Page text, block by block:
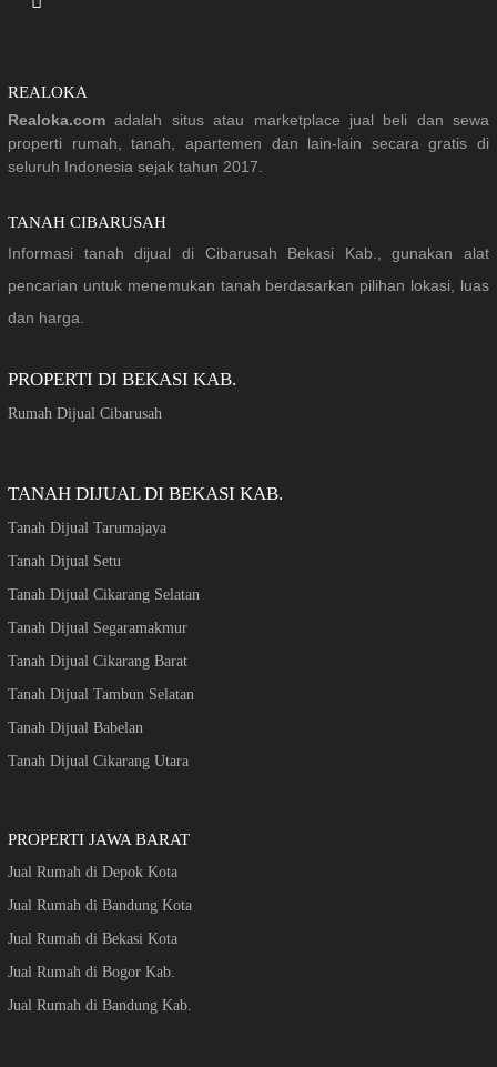
REALOKA
Realoka.com adalah situs atau marketplace jual beli dan sewa
properti rumah, tanah, apartemen dan lain-lain secara gratis di
seluruh Indonesia sejak tahun 2017.
TANAH CIBARUSAH
Informasi tanah dijual di Cibarusah Bekasi Kab., gunakan alat
pencarian untuk menemukan tanah berdasarkan pilihan lokasi, luas
dan harga.
PROPERTI DI BEKASI KAB.
Rumah Dijual Cibarusah
TANAH DIJUAL DI BEKASI KAB.
Tanah Dijual Tarumajaya
Tanah Dijual Setu
Tanah Dijual Cikarang Selatan
Tanah Dijual Segaramakmur
Tanah Dijual Cikarang Barat
Tanah Dijual Tambun Selatan
Tanah Dijual Babelan
Tanah Dijual Cikarang Utara
PROPERTI JAWA BARAT
Jual Rumah di Depok Kota
Jual Rumah di Bandung Kota
Jual Rumah di Bekasi Kota
Jual Rumah di Bogor Kab.
Jual Rumah di Bandung Kab.